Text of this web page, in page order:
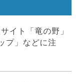
イト「竜の野」
プ」などに注